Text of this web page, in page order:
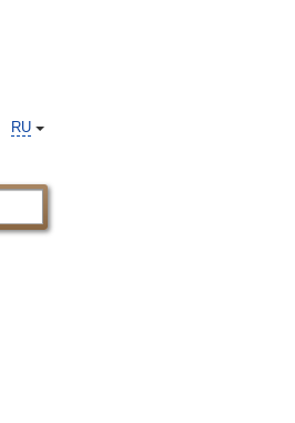
RU